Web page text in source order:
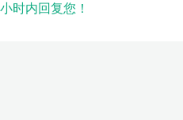
时内回复您！